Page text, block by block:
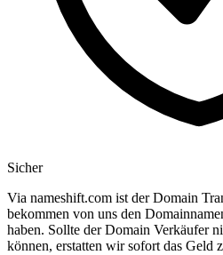
Sicher
Via nameshift.com ist der Domain
bekommen von uns den
haben. Sollte der Domain Verkäufer
können, erstatten wir sofort das Geld